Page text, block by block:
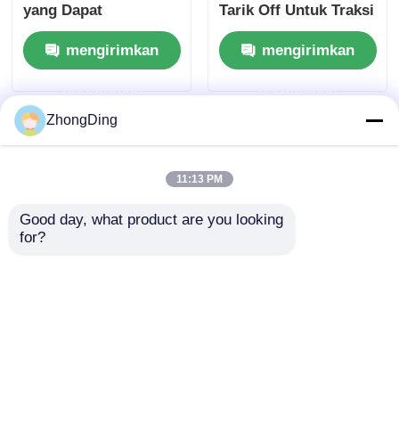
yang Dapat
Disesuaikan untuk
Produksi Kabel Kawat
mengirimkan
permintaan
Tarik Off Untuk Traksi
Kabel Otomatis
Berkelanjutan
mengirimkan
permintaan
ZhongDing
11:13 PM
Good day, what product are you looking
for?